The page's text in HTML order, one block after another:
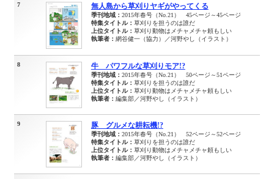
7 無人島から草刈りヤギがやってくる
季刊地域： 2015年春号（No.21） 45ページ～45ページ
特集タイトル： 草刈りを担うのは誰だ
上位タイトル： 草刈り動物はメチャメチャ頼もしい
執筆者： 網谷健一（協力）／河野やし（イラスト）
8 牛 パワフルな草刈りモア!?
季刊地域： 2015年春号（No.21） 50ページ～51ページ
特集タイトル： 草刈りを担うのは誰だ
上位タイトル： 草刈り動物はメチャメチャ頼もしい
執筆者： 編集部／河野やし（イラスト）
9 豚 グルメな耕耘機!?
季刊地域： 2015年春号（No.21） 52ページ～52ページ
特集タイトル： 草刈りを担うのは誰だ
上位タイトル： 草刈り動物はメチャメチャ頼もしい
執筆者： 編集部／河野やし（イラスト）